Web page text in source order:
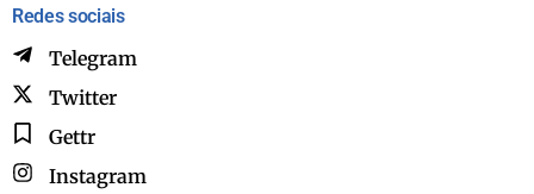
Redes sociais
Telegram
Twitter
Gettr
Instagram